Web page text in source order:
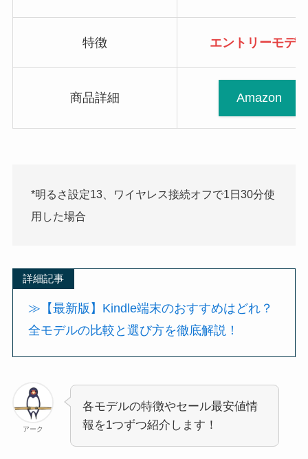
特徴 エントリーモデ
商品詳細 Amazon
*明るさ設定13、ワイヤレス接続オフで1日30分使
用した場合
詳細記事
≫【最新版】Kindle端末のおすすめはどれ？
全モデルの比較と選び方を徹底解説！
アーク
各モデルの特徴やセール最安値情
報を1つずつ紹介します！